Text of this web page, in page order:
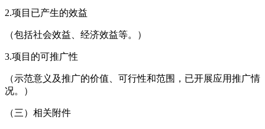
2.项目已产生的效益
（包括社会效益、经济效益等。）
3.项目的可推广性
（示范意义及推广的价值、可行性和范围，已开展应用推广情
况。）
（三）相关附件